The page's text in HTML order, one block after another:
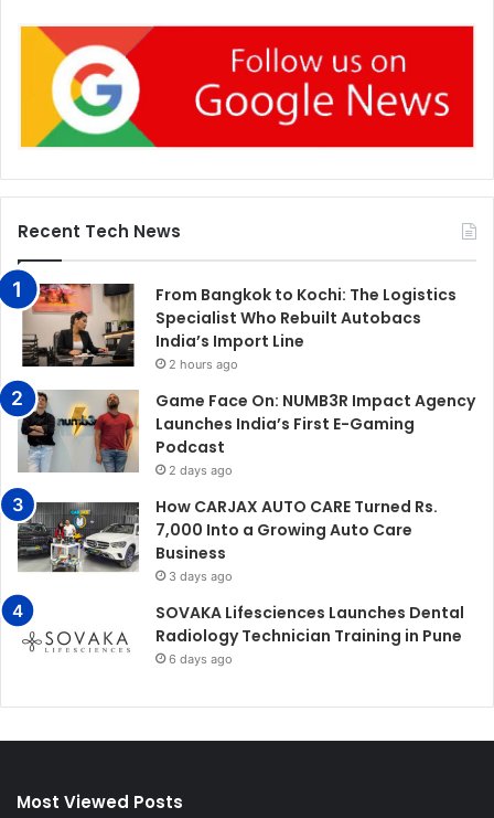
Recent Tech News
From Bangkok to Kochi: The Logistics
Specialist Who Rebuilt Autobacs
India’s Import Line
2 hours ago
Game Face On: NUMB3R Impact Agency
Launches India’s First E-Gaming
Podcast
2 days ago
How CARJAX AUTO CARE Turned Rs.
7,000 Into a Growing Auto Care
Business
3 days ago
SOVAKA Lifesciences Launches Dental
Radiology Technician Training in Pune
6 days ago
Most Viewed Posts